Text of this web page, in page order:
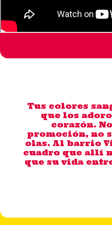
Tus colores
que los
corazón.
promoción, no
olas. Al barrio
cuadro que allí
que su vida